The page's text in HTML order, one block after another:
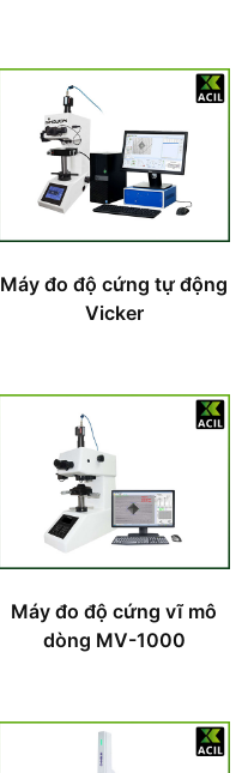
Máy đo độ cứng tự động
Vicker
Máy đo độ cứng vĩ mô
dòng MV-1000